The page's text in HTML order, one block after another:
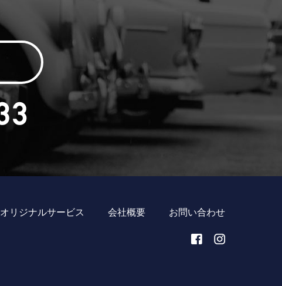
オリジナルサービス 会社概要 お問い合わせ